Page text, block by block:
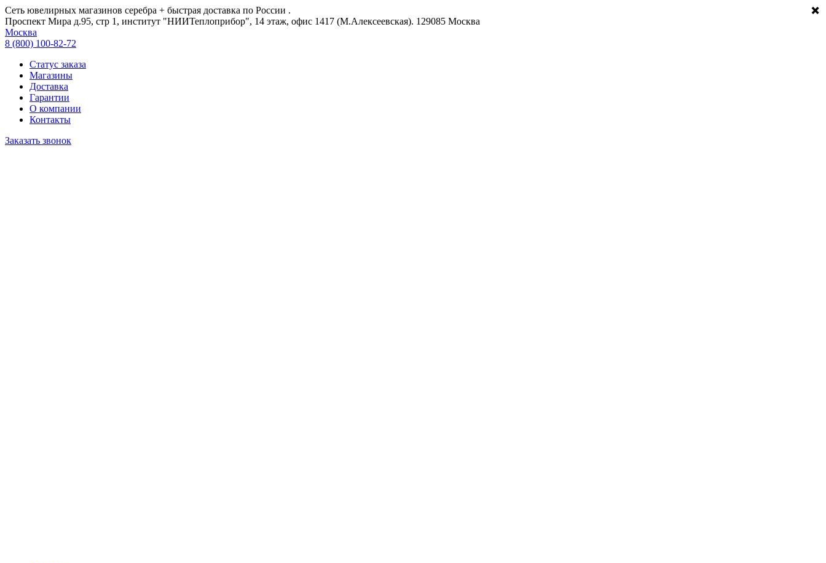
Сеть ювелирных магазинов серебра + быстрая доставка по России .
Проспект Мира д.95, стр 1, институт "НИИТеплоприбор", 14 этаж, офис 1417 (М.Алексеевская). 129085 Москва
Москва
8 (800) 100-82-72
Статус заказа
Магазины
Доставка
Гарантии
О компании
Контакты
Заказать звонок